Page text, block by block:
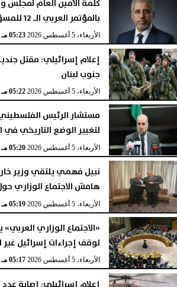
كلمة الأمين العام لمجلس
بالمؤتمر العربي الـ 12 للمسؤولين...
الأربعاء، 5 أغسطس 2026 05:23 مـ
إعلام إسرائيلي: مقتل
جنوب لبنان
الأربعاء، 5 أغسطس 2026 05:22 مـ
مستشار الرئيس
لتغيير الوضع التاريخي
الأربعاء، 5 أغسطس 2026 05:20 مـ
نبيل فهمي يلتقي وزير
هامش الاجتماع الوزاري
الأربعاء، 5 أغسطس 2026 05:19 مـ
«الاجتماع الوزاري
لوقف إجراءات إسرائيل غير
الأربعاء، 5 أغسطس 2026 05:17 مـ